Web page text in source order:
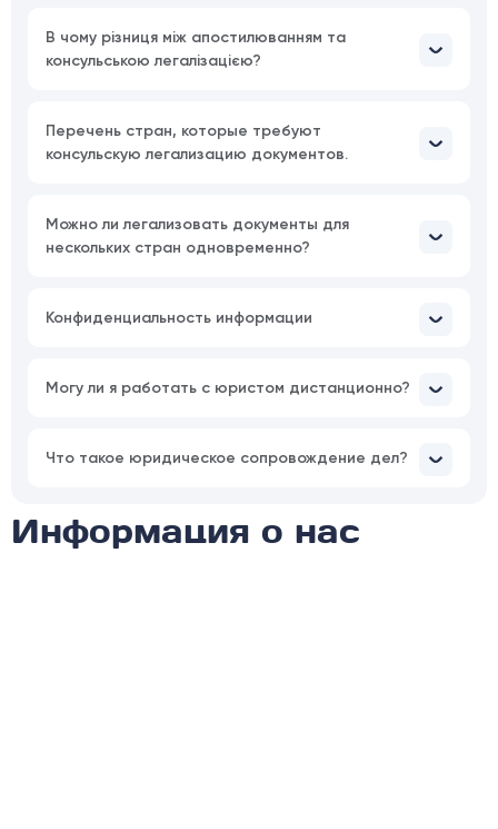
В чому різниця між апостилюванням та
консульською легалізацією?
Перечень стран, которые требуют
консульскую легализацию документов.
Можно ли легализовать документы для
нескольких стран одновременно?
Конфиденциальность информации
Могу ли я работать с юристом дистанционно?
Что такое юридическое сопровождение дел?
Информация о нас